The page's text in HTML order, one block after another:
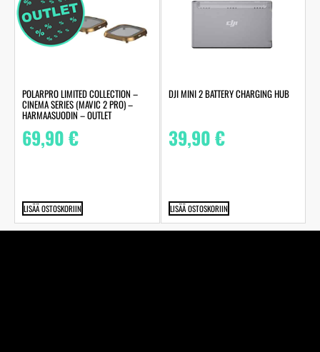
POLARPRO LIMITED COLLECTION –
CINEMA SERIES (MAVIC 2 PRO) –
HARMAASUODIN – OUTLET
69,90€
LISÄÄ OSTOSKORIIN
DJI MINI 2 BATTERY CHARGING HUB
39,90€
LISÄÄ OSTOSKORIIN